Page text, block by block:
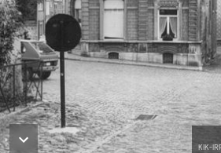
KIK-